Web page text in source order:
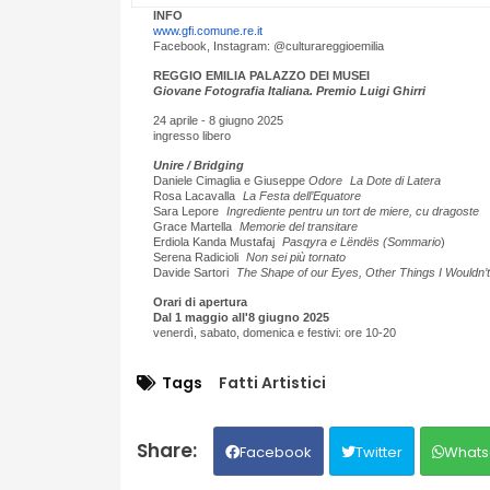
INFO
www.gfi.comune.re.it
Facebook, Instagram: @culturareggioemilia
REGGIO EMILIA PALAZZO DEI MUSEI
Giovane Fotografia Italiana. Premio Luigi Ghirri
24 aprile - 8 giugno 2025
ingresso libero
Unire / Bridging
Daniele Cimaglia e Giuseppe Odore La Dote di Latera
Rosa Lacavalla La Festa dell’Equatore
Sara Lepore Ingrediente pentru un tort de miere, cu dragoste
Grace Martella Memorie del transitare
Erdiola Kanda Mustafaj Pasqyra e Lëndës (Sommario)
Serena Radicioli Non sei più tornato
Davide Sartori
The Shape of our Eyes, Other Things I
Orari di apertura
Dal 1 maggio all'8 giugno 2025
venerdì, sabato, domenica e festivi: ore 10-20
Tags Fatti Artistici
Facebook Twitter